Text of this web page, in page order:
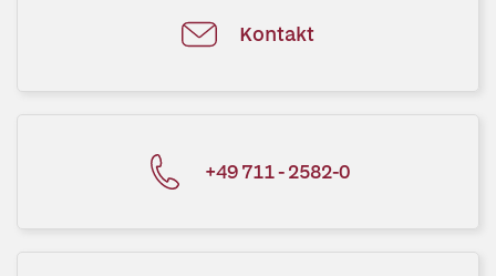
Kontakt
+49 711 - 2582-0